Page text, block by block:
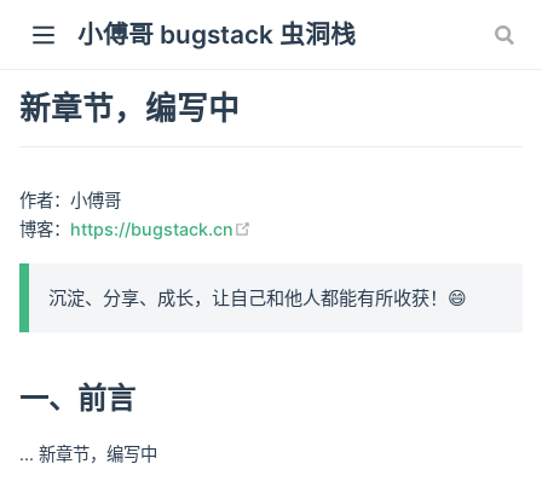
小傅哥 bugstack 虫洞栈
新章节，编写中
作者：小傅哥
博客： https://bugstack.cn
沉淀、分享、成长，让自己和他人都能有所收获！😄
一、前言
... 新章节，编写中